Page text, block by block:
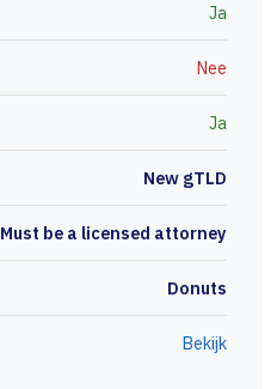
Ja
Nee
Ja
New gTLD
Must be a licensed attorney
Donuts
Bekijk